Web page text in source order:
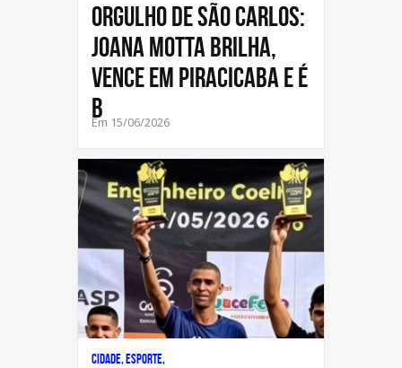
Orgulho de São Carlos:
joana motta brilha,
vence em piracicaba e é
b
Em 15/06/2026
Cidade, Esporte,